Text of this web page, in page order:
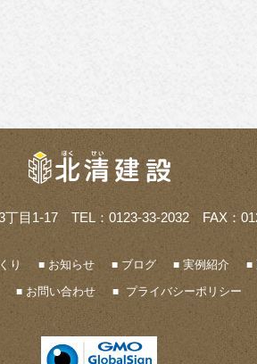
丁目1-17 TEL：0123-33-2032 FAX：
り お知らせ ブログ 実例紹介
お問い合わせ プライバシーポリシー